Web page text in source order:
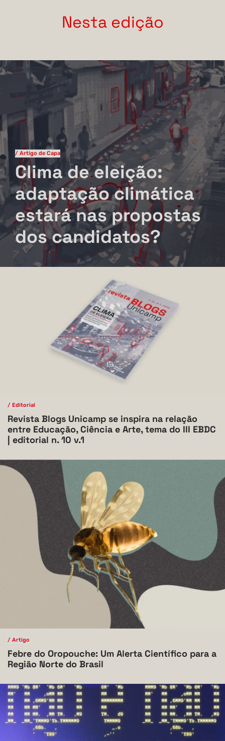
Nesta edição
/ Artigo de Capa Ciências HumanasV.10 N.1 2024
Clima de eleição:
adaptação climática
estará nas propostas
dos candidatos?
/ Editorial
Revista Blogs Unicamp se inspira na relação
entre Educação, Ciência e Arte, tema do III EBDC
| editorial n. 10 v.1
/ Artigo
Febre do Oropouche: Um Alerta Científico para a
Região Norte do Brasil